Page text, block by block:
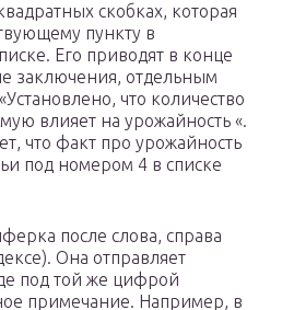
скобках, которая
пункту в
Его приводят в конце
заключения, отдельным
что количество
влияет на урожайность «.
что факт про урожайность
под номером 4 в списке
после слова, справа
Она отправляет
под той же цифрой
примечание. Например, в